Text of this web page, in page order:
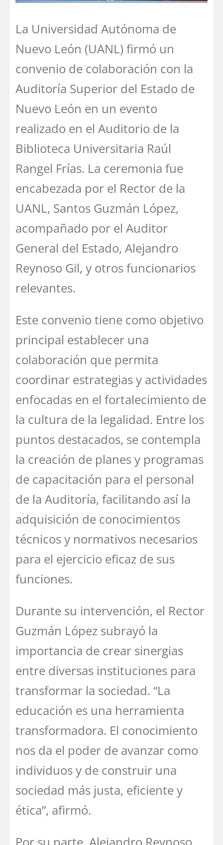
La Universidad Autónoma de
Nuevo León (UANL) firmó un
convenio de colaboración con la
Auditoría Superior del Estado de
Nuevo León en un evento
realizado en el Auditorio de la
Biblioteca Universitaria Raúl
Rangel Frías. La ceremonia fue
encabezada por el Rector de la
UANL, Santos Guzmán López,
acompañado por el Auditor
General del Estado, Alejandro
Reynoso Gil, y otros funcionarios
relevantes.
Este convenio tiene como objetivo
principal establecer una
colaboración que permita
coordinar estrategias y actividades
enfocadas en el fortalecimiento de
la cultura de la legalidad. Entre los
puntos destacados, se contempla
la creación de planes y programas
de capacitación para el personal
de la Auditoría, facilitando así la
adquisición de conocimientos
técnicos y normativos necesarios
para el ejercicio eficaz de sus
funciones.
Durante su intervención, el Rector
Guzmán López subrayó la
importancia de crear sinergias
entre diversas instituciones para
transformar la sociedad. “La
educación es una herramienta
transformadora. El conocimiento
nos da el poder de avanzar como
individuos y de construir una
sociedad más justa, eficiente y
ética”, afirmó.